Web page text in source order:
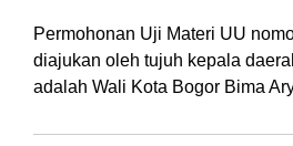
Permohonan Uji Materi UU
diajukan oleh tujuh kepala
adalah Wali Kota Bogor Bima